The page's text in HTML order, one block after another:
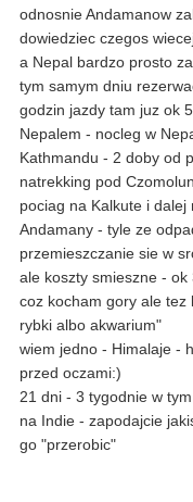
odnosnie Andamanow
dowiedziec czegos
a Nepal bardzo prosto
tym samym dniu
godzin jazdy tam juz ok
Nepalem - nocleg w
Kathmandu - 2 doby od
natrekking pod
pociag na Kalkute i
Andamany - tyle ze
przemieszczanie sie w
ale koszty smieszne - ok
coz kocham gory ale tez
rybki albo akwarium"
wiem jedno - Himalaje -
przed oczami:)
21 dni - 3 tygodnie w
na Indie - zapodajcie
go "przerobic"